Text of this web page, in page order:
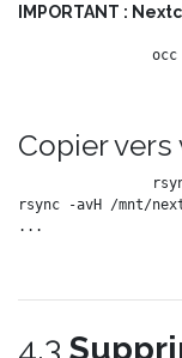
IMPORTANT :
Copier
rsync -avH /mnt/
4.3